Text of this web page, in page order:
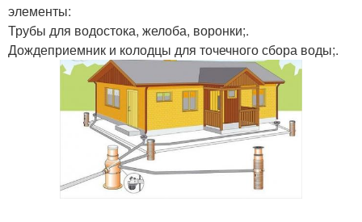
элементы:
Трубы для водостока, желоба, воронки;.
Дождеприемник и колодцы для точечного сбора воды;.